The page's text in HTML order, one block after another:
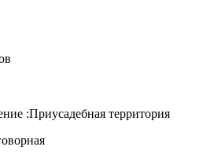
:Приусадебная территория